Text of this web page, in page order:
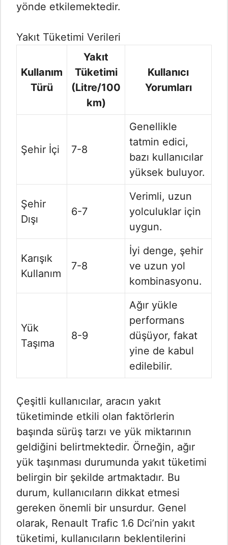
yönde etkilemektedir.
Yakıt Tüketimi Verileri
Kullanım
Türü
Yakıt
Tüketimi
(Litre/100
km)
Kullanıcı
Yorumları
Şehir İçi 7-8
Genellikle
tatmin edici,
bazı kullanıcılar
yüksek buluyor.
Şehir
Dışı
6-7
Verimli, uzun
yolculuklar için
uygun.
Karışık
Kullanım
7-8
İyi denge, şehir
ve uzun yol
kombinasyonu.
Yük
Taşıma
8-9
Ağır yükle
performans
düşüyor, fakat
yine de kabul
edilebilir.
Çeşitli kullanıcılar, aracın yakıt
tüketiminde etkili olan faktörlerin
başında sürüş tarzı ve yük miktarının
geldiğini belirtmektedir. Örneğin, ağır
yük taşınması durumunda yakıt tüketimi
belirgin bir şekilde artmaktadır. Bu
durum, kullanıcıların dikkat etmesi
gereken önemli bir unsurdur. Genel
olarak, Renault Trafic 1.6 Dci’nin yakıt
tüketimi, kullanıcıların beklentilerini